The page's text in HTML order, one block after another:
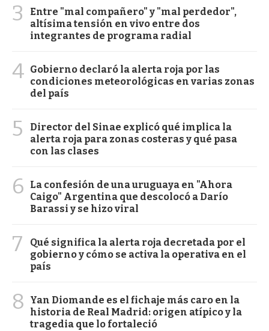
3
Entre "mal compañero" y "mal perdedor",
altísima tensión en vivo entre dos
integrantes de programa radial
4 Gobierno declaró la alerta roja por las
condiciones meteorológicas en varias zonas
del país
5
Director del Sinae explicó qué implica la
alerta roja para zonas costeras y qué pasa
con las clases
6
La confesión de una uruguaya en "Ahora
Caigo" Argentina que descolocó a Darío
Barassi y se hizo viral
7
Qué significa la alerta roja decretada por el
gobierno y cómo se activa la operativa en el
país
8
Yan Diomande es el fichaje más caro en la
historia de Real Madrid: origen atípico y la
tragedia que lo fortaleció